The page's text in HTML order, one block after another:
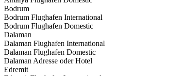
Bodrum
Bodrum Flughafen International
Bodrum Flughafen Domestic
Dalaman
Dalaman Flughafen International
Dalaman Flughafen Domestic
Dalaman Adresse oder Hotel
Edremit